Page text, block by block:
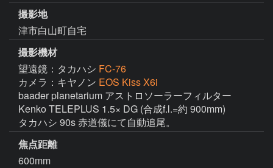
撮影地
津市白山町自宅
撮影機材
望遠鏡：タカハシ FC-76
カメラ：キヤノン EOS Kiss X6i
baader planetarium アストロソーラーフィルター
Kenko TELEPLUS 1.5× DG (合成f.l.=約 900mm)
タカハシ 90s 赤道儀にて自動追尾。
焦点距離
600mm